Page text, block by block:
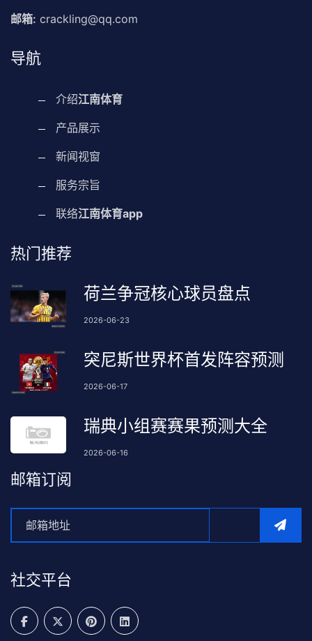
邮箱: crackling@qq.com
导航
介绍江南体育
产品展示
新闻视窗
服务宗旨
联络江南体育app
热门推荐
荷兰争冠核心球员盘点
2026-06-23
突尼斯世界杯首发阵容预测
2026-06-17
瑞典小组赛赛果预测大全
2026-06-16
邮箱订阅
社交平台